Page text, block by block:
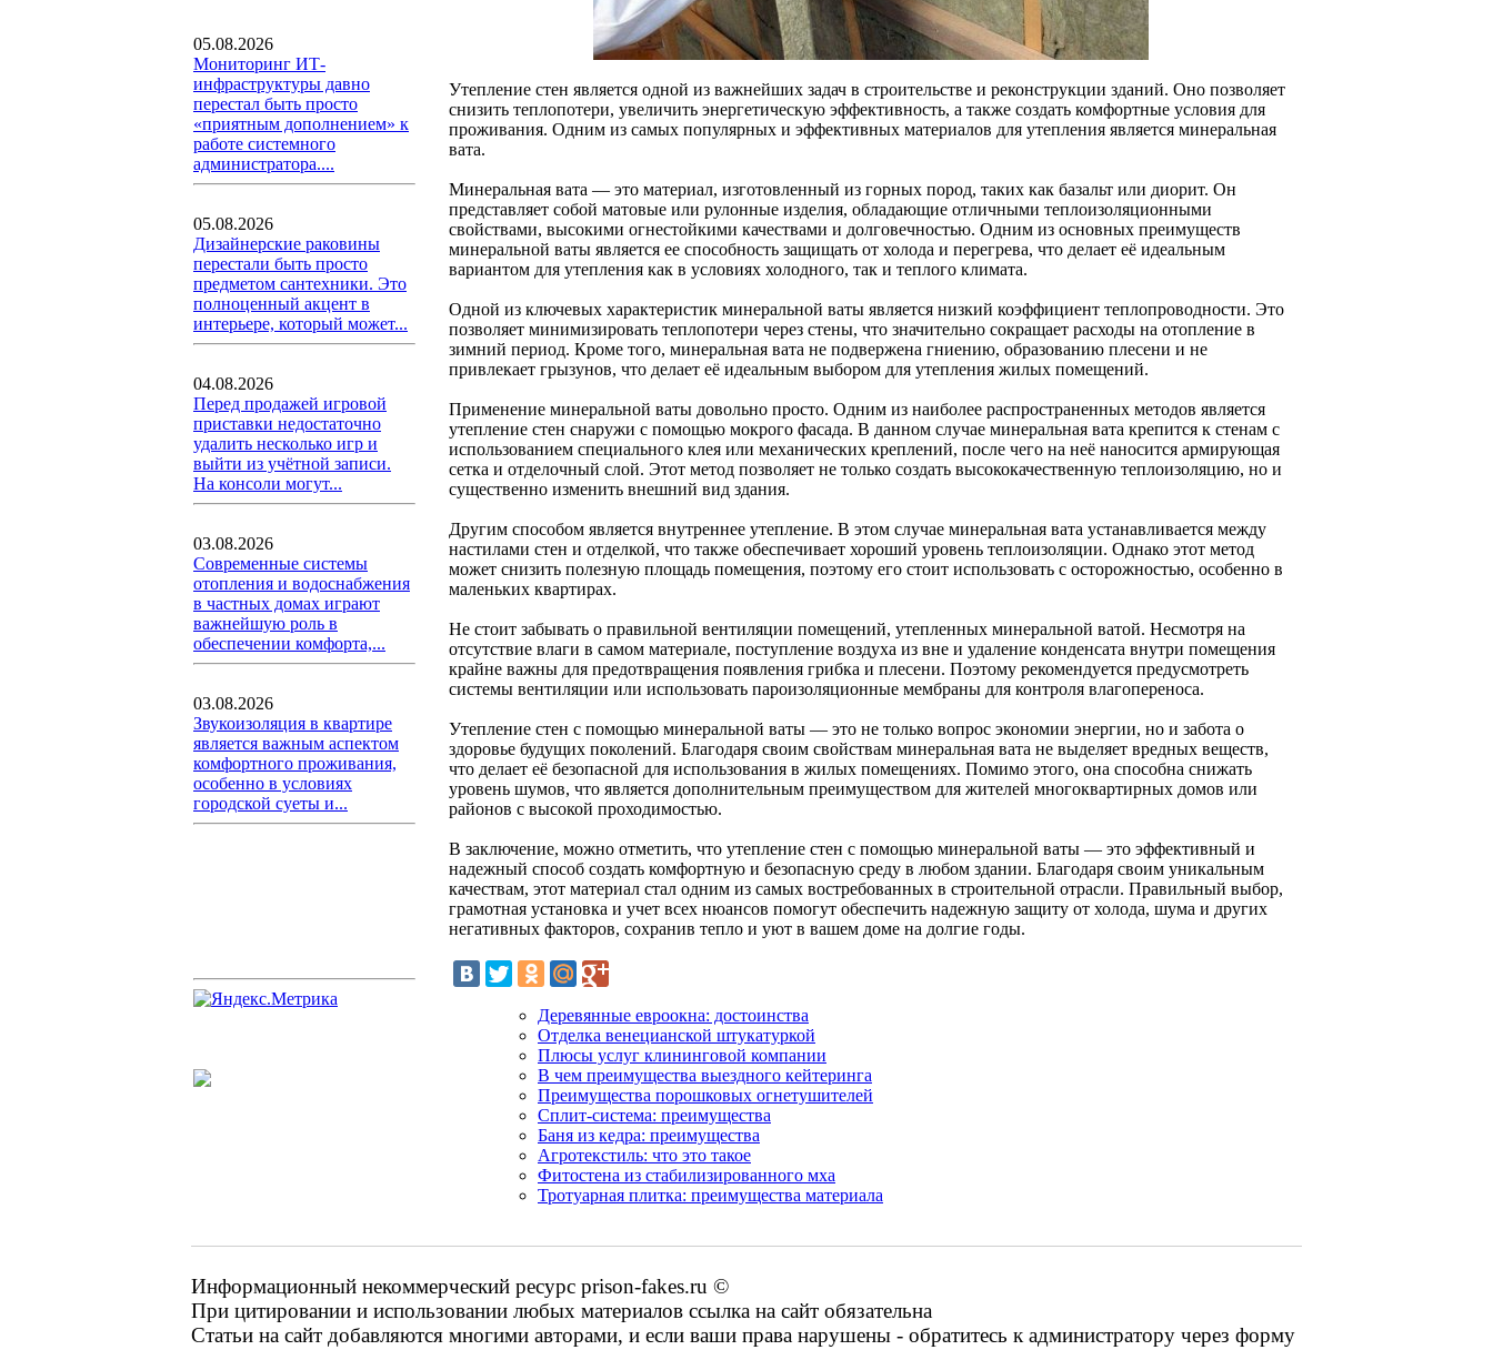
05.08.2026
Мониторинг ИТ-
инфраструктуры давно
перестал быть просто
«приятным дополнением» к
работе системного
администратора....
05.08.2026
Дизайнерские раковины
перестали быть просто
предметом сантехники. Это
полноценный акцент в
интерьере, который может...
04.08.2026
Перед продажей игровой
приставки недостаточно
удалить несколько игр и
выйти из учётной записи.
На консоли могут...
03.08.2026
Современные системы
отопления и водоснабжения
в частных домах играют
важнейшую роль в
обеспечении комфорта,...
03.08.2026
Звукоизоляция в квартире
является важным аспектом
комфортного проживания,
особенно в условиях
городской суеты и...
Утепление стен является одной из важнейших задач в строительстве и реконструкции зданий. Оно позволяет
снизить теплопотери, увеличить энергетическую эффективность, а также создать комфортные условия для
проживания. Одним из самых популярных и эффективных материалов для утепления является минеральная
вата.
Минеральная вата — это материал, изготовленный из горных пород, таких как базальт или диорит. Он
представляет собой матовые или рулонные изделия, обладающие отличными теплоизоляционными
свойствами, высокими огнестойкими качествами и долговечностью. Одним из основных преимуществ
минеральной ваты является ее способность защищать от холода и перегрева, что делает её идеальным
вариантом для утепления как в условиях холодного, так и теплого климата.
Одной из ключевых характеристик минеральной ваты является низкий коэффициент теплопроводности. Это
позволяет минимизировать теплопотери через стены, что значительно сокращает расходы на отопление в
зимний период. Кроме того, минеральная вата не подвержена гниению, образованию плесени и не
привлекает грызунов, что делает её идеальным выбором для утепления жилых помещений.
Применение минеральной ваты довольно просто. Одним из наиболее распространенных методов является
утепление стен снаружи с помощью мокрого фасада. В данном случае минеральная вата крепится к стенам с
использованием специального клея или механических креплений, после чего на неё наносится армирующая
сетка и отделочный слой. Этот метод позволяет не только создать высококачественную теплоизоляцию, но и
существенно изменить внешний вид здания.
Другим способом является внутреннее утепление. В этом случае минеральная вата устанавливается между
настилами стен и отделкой, что также обеспечивает хороший уровень теплоизоляции. Однако этот метод
может снизить полезную площадь помещения, поэтому его стоит использовать с осторожностью, особенно в
маленьких квартирах.
Не стоит забывать о правильной вентиляции помещений, утепленных минеральной ватой. Несмотря на
отсутствие влаги в самом материале, поступление воздуха из вне и удаление конденсата внутри помещения
крайне важны для предотвращения появления грибка и плесени. Поэтому рекомендуется предусмотреть
системы вентиляции или использовать пароизоляционные мембраны для контроля влагопереноса.
Утепление стен с помощью минеральной ваты — это не только вопрос экономии энергии, но и забота о
здоровье будущих поколений. Благодаря своим свойствам минеральная вата не выделяет вредных веществ,
что делает её безопасной для использования в жилых помещениях. Помимо этого, она способна снижать
уровень шумов, что является дополнительным преимуществом для жителей многоквартирных домов или
районов с высокой проходимостью.
В заключение, можно отметить, что утепление стен с помощью минеральной ваты — это эффективный и
надежный способ создать комфортную и безопасную среду в любом здании. Благодаря своим уникальным
качествам, этот материал стал одним из самых востребованных в строительной отрасли. Правильный выбор,
грамотная установка и учет всех нюансов помогут обеспечить надежную защиту от холода, шума и других
негативных факторов, сохранив тепло и уют в вашем доме на долгие годы.
Деревянные евроокна: достоинства
Отделка венецианской штукатуркой
Плюсы услуг клининговой компании
В чем преимущества выездного кейтеринга
Преимущества порошковых огнетушителей
Сплит-система: преимущества
Баня из кедра: преимущества
Агротекстиль: что это такое
Фитостена из стабилизированного мха
Тротуарная плитка: преимущества материала
Информационный некоммерческий ресурс prison-fakes.ru ©
При цитировании и использовании любых материалов ссылка на сайт обязательна
Статьи на сайт добавляются многими авторами, и если ваши права нарушены - обратитесь к администратору через форму